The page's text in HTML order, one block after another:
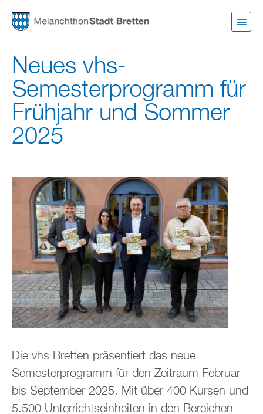
Neues vhs-
Semesterprogramm für
Frühjahr und Sommer
2025
Die vhs Bretten präsentiert das neue
Semesterprogramm für den Zeitraum Februar
bis September 2025. Mit über 400 Kursen und
5.500 Unterrichtseinheiten in den Bereichen